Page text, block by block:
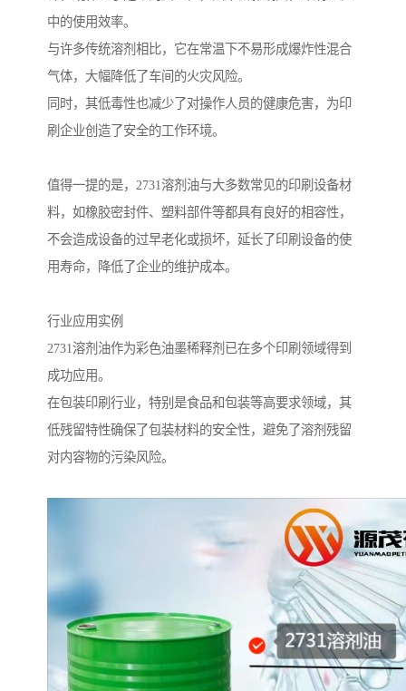
中的使用效率。
与许多传统溶剂相比，它在常温下不易形成爆炸性混合
气体，大幅降低了车间的火灾风险。
同时，其低毒性也减少了对操作人员的健康危害，为印
刷企业创造了安全的工作环境。
值得一提的是，2731溶剂油与大多数常见的印刷设备材
料，如橡胶密封件、塑料部件等都具有良好的相容性，
不会造成设备的过早老化或损坏，延长了印刷设备的使
用寿命，降低了企业的维护成本。
行业应用实例
2731溶剂油作为彩色油墨稀释剂已在多个印刷领域得到
成功应用。
在包装印刷行业，特别是食品和包装等高要求领域，其
低残留特性确保了包装材料的安全性，避免了溶剂残留
对内容物的污染风险。